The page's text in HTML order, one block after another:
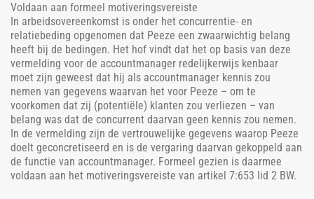
Voldaan aan formeel motiveringsvereiste
In arbeidsovereenkomst is onder het concurrentie- en
relatiebeding opgenomen dat Peeze een zwaarwichtig belang
heeft bij de bedingen. Het hof vindt dat het op basis van deze
vermelding voor de accountmanager redelijkerwijs kenbaar
moet zijn geweest dat hij als accountmanager kennis zou
nemen van gegevens waarvan het voor Peeze – om te
voorkomen dat zij (potentiële) klanten zou verliezen – van
belang was dat de concurrent daarvan geen kennis zou nemen.
In de vermelding zijn de vertrouwelijke gegevens waarop Peeze
doelt geconcretiseerd en is de vergaring daarvan gekoppeld aan
de functie van accountmanager. Formeel gezien is daarmee
voldaan aan het motiveringsvereiste van artikel 7:653 lid 2 BW.